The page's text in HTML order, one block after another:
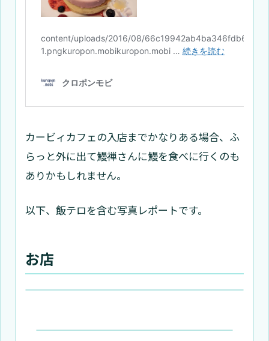
カービィカフェの入店までかなりある場合、ふ
らっと外に出て鰻禅さんに鰻を食べに行くのも
ありかもしれません。
以下、飯テロを含む写真レポートです。
お店